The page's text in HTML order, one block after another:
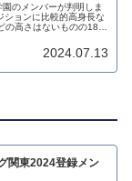
のメンバーが判明しま
ションに比較的高身長な
高さはないものの180
2024.07.13
関東2024登録メン